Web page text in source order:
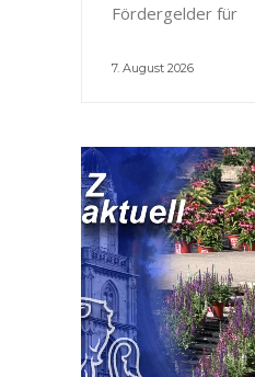
Fördergelder für
7. August 2026